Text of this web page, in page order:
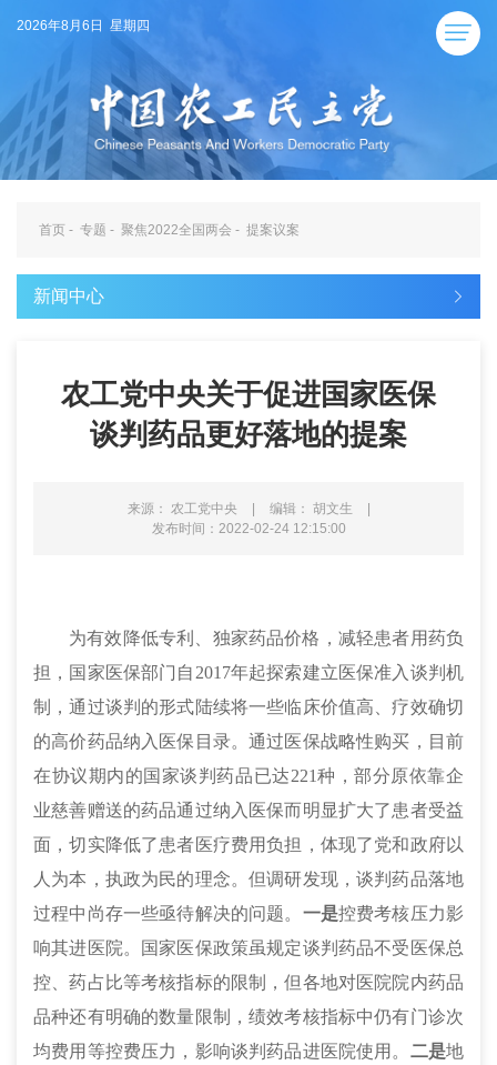
2026年8月6日 星期四
首页 - 专题 - 聚焦2022全国两会 - 提案议案
新闻中心
农工党中央关于促进国家医保
谈判药品更好落地的提案
来源： 农工党中央 | 编辑： 胡文生
|
发布时间：2022-02-24 12:15:00
为有效降低专利、独家药品价格，减轻患者用药负
担，国家医保部门自2017年起探索建立医保准入谈判机
制，通过谈判的形式陆续将一些临床价值高、疗效确切
的高价药品纳入医保目录。通过医保战略性购买，目前
在协议期内的国家谈判药品已达221种，部分原依靠企
业慈善赠送的药品通过纳入医保而明显扩大了患者受益
面，切实降低了患者医疗费用负担，体现了党和政府以
人为本，执政为民的理念。但调研发现，谈判药品落地
过程中尚存一些亟待解决的问题。 一是控费考核压力影
响其进医院。
国家医保政策虽规定谈判药品不受医保总
控、药占比等考核指标的限制，但各地对医院院内药品
品种还有明确的数量限制，绩效考核指标中仍有门诊次
均费用等控费压力，影响谈判药品进医院使用。 二是地